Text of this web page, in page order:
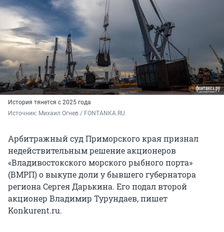
История тянется с 2025 года
Источник: Михаил Огнев / FONTANKA.RU
Арбитражный суд Приморского края признал
недействительным решение акционеров
«Владивостокского морского рыбного порта»
(ВМРП) о выкупе доли у бывшего губернатора
региона Сергея Дарькина. Его подал второй
акционер Владимир Турундаев, пишет
Konkurent.ru.